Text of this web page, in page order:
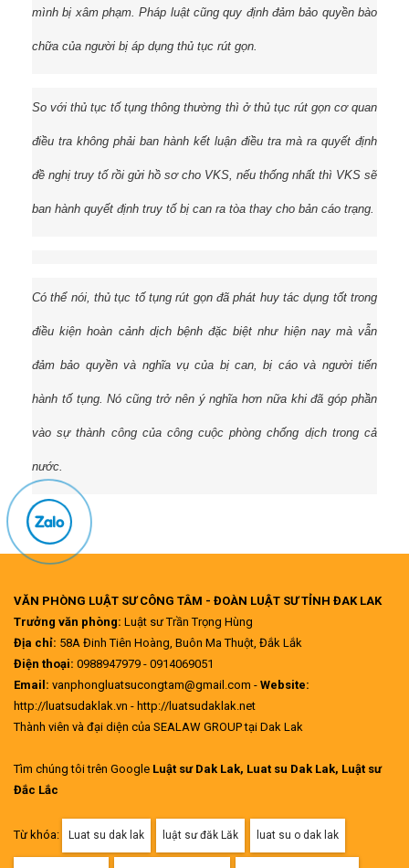
mình bị xâm phạm. Pháp luật cũng quy định đảm bảo quyền bào
chữa của người bị áp dụng thủ tục rút gọn.
So với thủ tục tố tụng thông thường thì ở thủ tục rút gọn cơ quan
điều tra không phải ban hành kết luận điều tra mà ra quyết định
đề nghị truy tố rồi gửi hồ sơ cho VKS, nếu thống nhất thì VKS sẽ
ban hành quyết định truy tố bị can ra tòa thay cho bản cáo trạng.
Có thể nói, thủ tục tố tụng rút gọn đã phát huy tác dụng tốt trong
điều kiện hoàn cảnh dịch bệnh đặc biệt như hiện nay mà vẫn
đảm bảo quyền và nghĩa vụ của bị can, bị cáo và người tiến
hành tố tụng. Nó cũng trở nên ý nghĩa hơn nữa khi đã góp phần
vào sự thành công của công cuộc phòng chống dịch trong cả
nước.
VĂN PHÒNG LUẬT SƯ CÔNG TÂM - ĐOÀN LUẬT SƯ TỈNH ĐAK LAK
Trưởng văn phòng: Luật sư Trần Trọng Hùng
Địa chỉ: 58A Đinh Tiên Hoàng, Buôn Ma Thuột, Đắk Lắk
Điện thoại: 0988947979 - 0914069051
Email: vanphongluatsucongtam@gmail.com - Website:
http://luatsudaklak.vn - http://luatsudaklak.net
Thành viên và đại diện của SEALAW GROUP tại Dak Lak
Tìm chúng tôi trên Google Luật sư Dak Lak, Luat su Dak Lak, Luật sư
Đắc Lắc
Từ khóa: Luat su dak lak luật sư đăk Lăk luat su o dak lak